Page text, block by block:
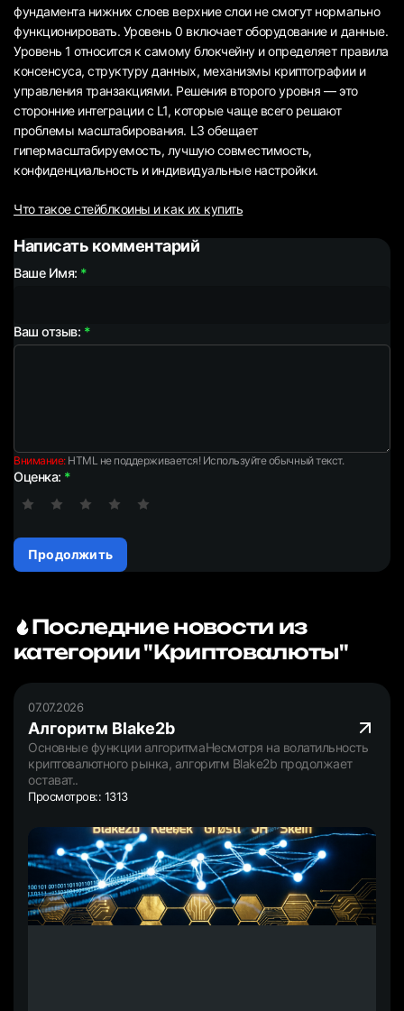
фундамента нижних слоев верхние слои не смогут нормально
функционировать. Уровень 0 включает оборудование и данные.
Уровень 1 относится к самому блокчейну и определяет правила
консенсуса, структуру данных, механизмы криптографии и
управления транзакциями. Решения второго уровня — это
сторонние интеграции с L1, которые чаще всего решают
проблемы масштабирования. L3 обещает
гипермасштабируемость, лучшую совместимость,
конфиденциальность и индивидуальные настройки.
Что такое стейблкоины и как их купить
Написать комментарий
Ваше Имя:
Ваш отзыв:
Внимание:HTML не поддерживается! Используйте обычный текст.
Оценка:
Продолжить
Последние новости из
категории "Криптовалюты"
07.07.2026
Алгоритм Blake2b
Основные функции алгоритмаНесмотря на волатильность
криптовалютного рынка, алгоритм Blake2b продолжает
остават..
Просмотров:: 1313